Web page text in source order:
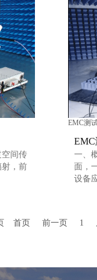
间传
，前
EMC测
一、
面，
设备
首页 前一页 1